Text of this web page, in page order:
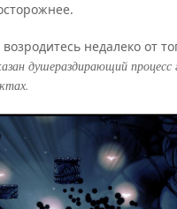
недалеко от
душераздирающий процесс